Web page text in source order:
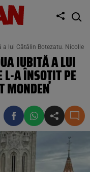
lui Cătălin Botezatu. Nicolle
IUBITĂ A LUI
L-A ÎNSOȚIT PE
MONDEN